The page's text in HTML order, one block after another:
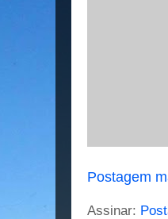
Postagem
Assinar: